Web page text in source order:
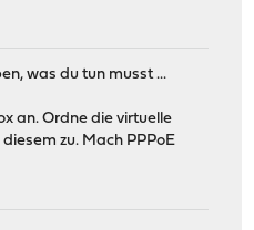
was du tun musst ...
an. Ordne die virtuelle
zu. Mach PPPoE